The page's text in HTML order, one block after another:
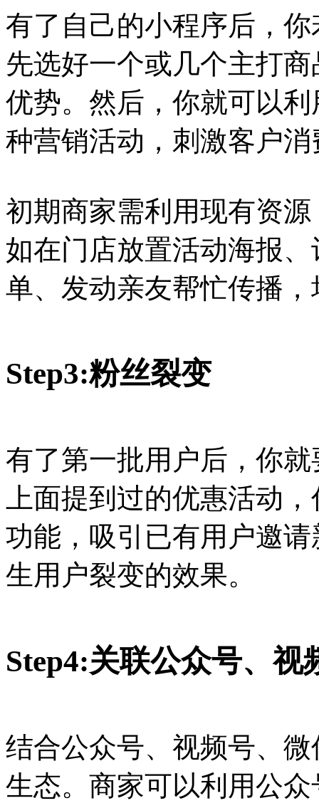
有了自己的小程序后，
先选好一个或几个主打
优势。然后，你就可以
种营销活动，刺激客户
初期商家需利用现有资
如在门店放置活动海报
单、发动亲友帮忙传播
Step3:粉丝裂变
有了第一批用户后，你
上面提到过的优惠活动
功能，吸引已有用户邀
生用户裂变的效果。
Step4:关联公众号、视
结合公众号、视频号、
生态。商家可以利用公